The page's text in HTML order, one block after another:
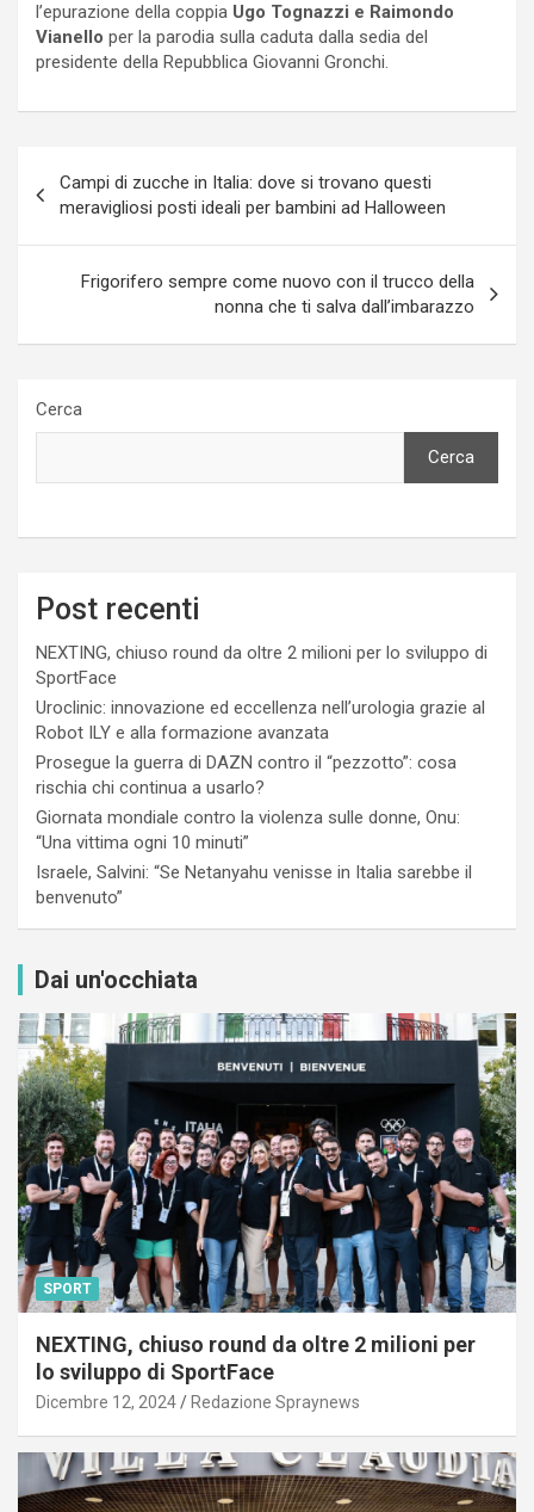
l’epurazione della coppia Ugo Tognazzi e Raimondo
Vianello per la parodia sulla caduta dalla sedia del
presidente della Repubblica Giovanni Gronchi.
articoli
Campi di zucche in Italia: dove si trovano questi
meravigliosi posti ideali per bambini ad Halloween
Frigorifero sempre come nuovo con il trucco della
nonna che ti salva dall’imbarazzo
Cerca
Cerca
Post recenti
NEXTING, chiuso round da oltre 2 milioni per lo sviluppo di
SportFace
Uroclinic: innovazione ed eccellenza nell’urologia grazie al
Robot ILY e alla formazione avanzata
Prosegue la guerra di DAZN contro il “pezzotto”: cosa
rischia chi continua a usarlo?
Giornata mondiale contro la violenza sulle donne, Onu:
“Una vittima ogni 10 minuti”
Israele, Salvini: “Se Netanyahu venisse in Italia sarebbe il
benvenuto”
Dai un'occhiata
SPORT
NEXTING, chiuso round da oltre 2 milioni per
lo sviluppo di SportFace
Dicembre 12, 2024 Redazione Spraynews